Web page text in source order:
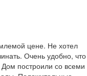
цене. Не хотел
Очень удобно, что
построили со всеми